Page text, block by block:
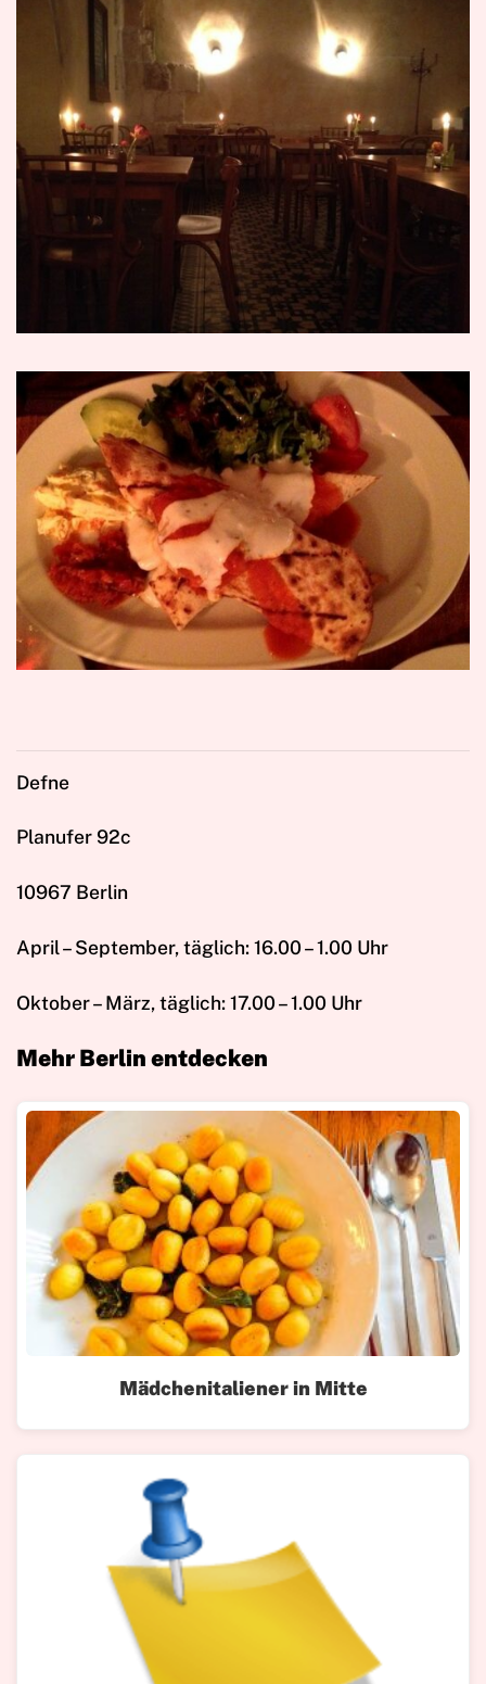
Defne
Planufer 92c
10967 Berlin
April – September, täglich: 16.00 – 1.00 Uhr
Oktober – März, täglich: 17.00 – 1.00 Uhr
Mehr Berlin entdecken
Mädchenitaliener in Mitte